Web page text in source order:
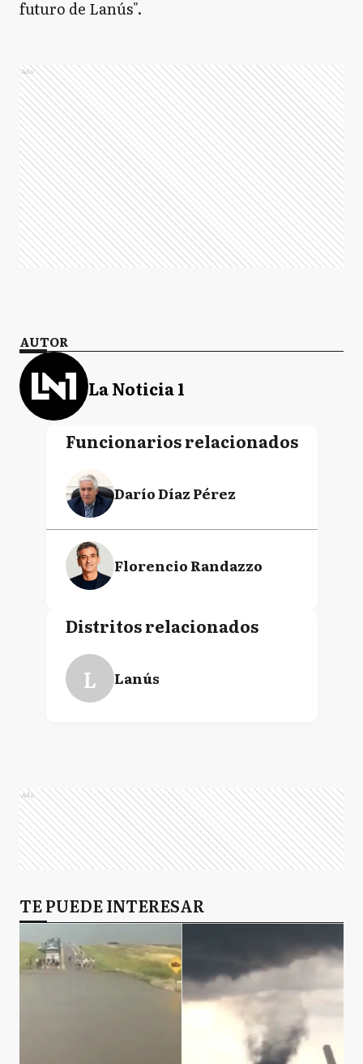
futuro de Lanús".
Ads
AUTOR
La Noticia 1
Funcionarios relacionados
Darío Díaz Pérez
Florencio Randazzo
Distritos relacionados
L Lanús
Ads
TE PUEDE INTERESAR